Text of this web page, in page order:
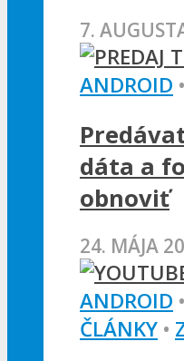
7.
ANDROID •
dáta a
obnoviť
24. MÁJA
ANDROID •
ČLÁNKY •